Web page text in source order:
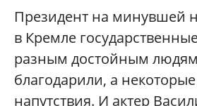
Президент на минувшей
в Кремле
разным достойным
благодарили, а
напутствия. И актер